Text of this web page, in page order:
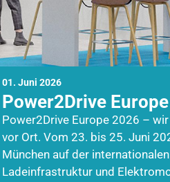
01. Juni 2026
Power2Drive
Power2Drive Europe 2026 –
vor Ort. Vom 23. bis 25. Juni
München auf der
Ladeinfrastruktur und